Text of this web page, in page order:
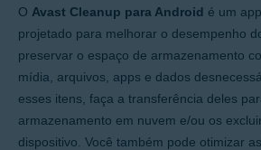
O Avast Cleanup para Android é um
projetado para melhorar o desempenho
preservar o espaço de armazenamento
mídia, arquivos, apps e dados
esses itens, faça a transferência deles
armazenamento em nuvem e/ou os
dispositivo. Você também pode otimizar